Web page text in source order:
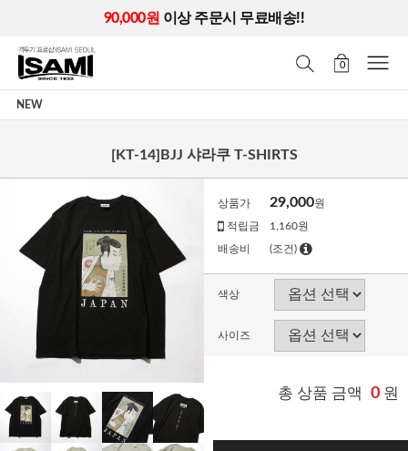
90,000원 이상 주문시 무료배송!!
0
NEW
[KT-14]BJJ 샤라쿠 T-SHIRTS
상품가 29,000원
적립금 1,160원
배송비 (조건)
색상
사이즈
총 상품 금액 0 원